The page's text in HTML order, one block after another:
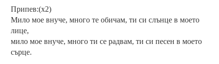
Припев:(x2)
Мило мое внуче, много те обичам, ти си слънце в моето
лице,
мило мое внуче, много ти се радвам, ти си песен в моето
сърце.